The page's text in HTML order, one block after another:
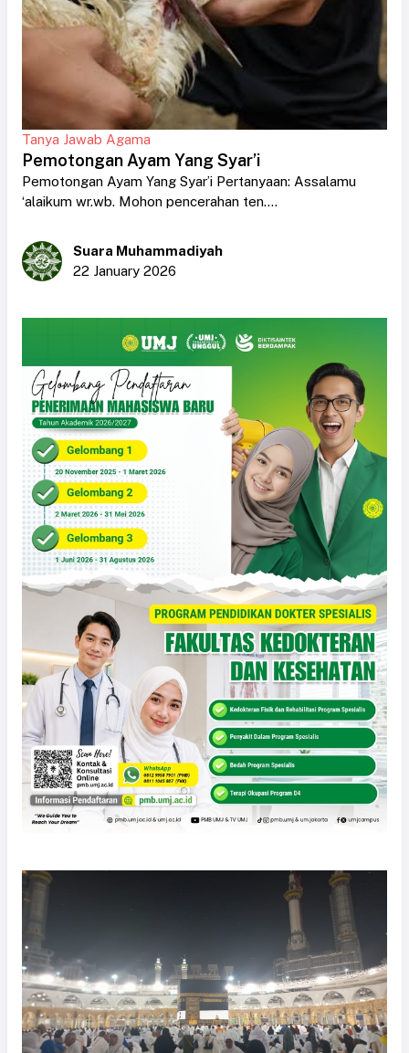
Tanya Jawab Agama
Pemotongan Ayam Yang Syar’i
Pemotongan Ayam Yang Syar’i Pertanyaan: Assalamu
‘alaikum wr.wb. Mohon pencerahan ten....
Suara Muhammadiyah
22 January 2026